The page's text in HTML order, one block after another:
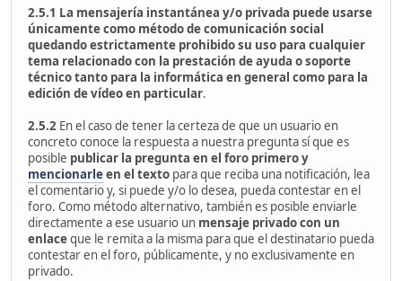
2.5.1 La mensajería instantánea y/o privada puede usarse
únicamente como método de comunicación social
quedando estrictamente prohibido su uso para cualquier
tema relacionado con la prestación de ayuda o soporte
técnico tanto para la informática en general como para la
edición de vídeo en particular.
2.5.2 En el caso de tener la certeza de que un usuario en
concreto conoce la respuesta a nuestra pregunta sí que es
posible publicar la pregunta en el foro primeroy
mencionarleen el texto para que reciba una notificación, lea
el comentario y, si puede y/o lo desea, pueda contestar en el
foro. Como método alternativo, también es posible enviarle
directamente a ese usuario un mensaje privado con un
enlaceque le remita a la misma para que el destinatario pueda
contestar en el foro, públicamente, y no exclusivamente en
privado.